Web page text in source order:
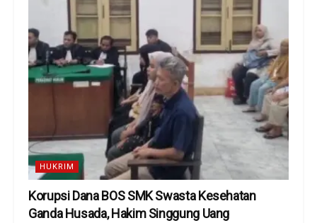
HUKRIM
Korupsi Dana BOS SMK Swasta Kesehatan
Ganda Husada, Hakim Singgung Uang